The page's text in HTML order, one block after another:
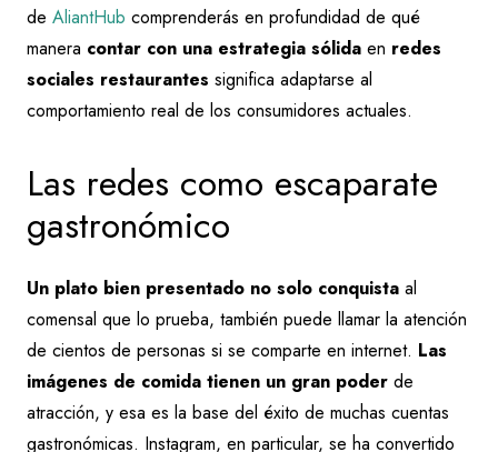
de AliantHub comprenderás en profundidad de qué
manera contar con una estrategia sólida en redes
sociales restaurantes significa adaptarse al
comportamiento real de los consumidores actuales.
Las redes como escaparate
gastronómico
Un plato bien presentado no solo conquista al
comensal que lo prueba, también puede llamar la atención
de cientos de personas si se comparte en internet. Las
imágenes de comida tienen un gran poder de
atracción, y esa es la base del éxito de muchas cuentas
gastronómicas. Instagram, en particular, se ha convertido